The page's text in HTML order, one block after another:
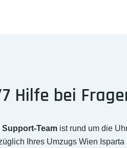
Hilfe bei
Teamist rund um die
Ihres Umzugs Wien